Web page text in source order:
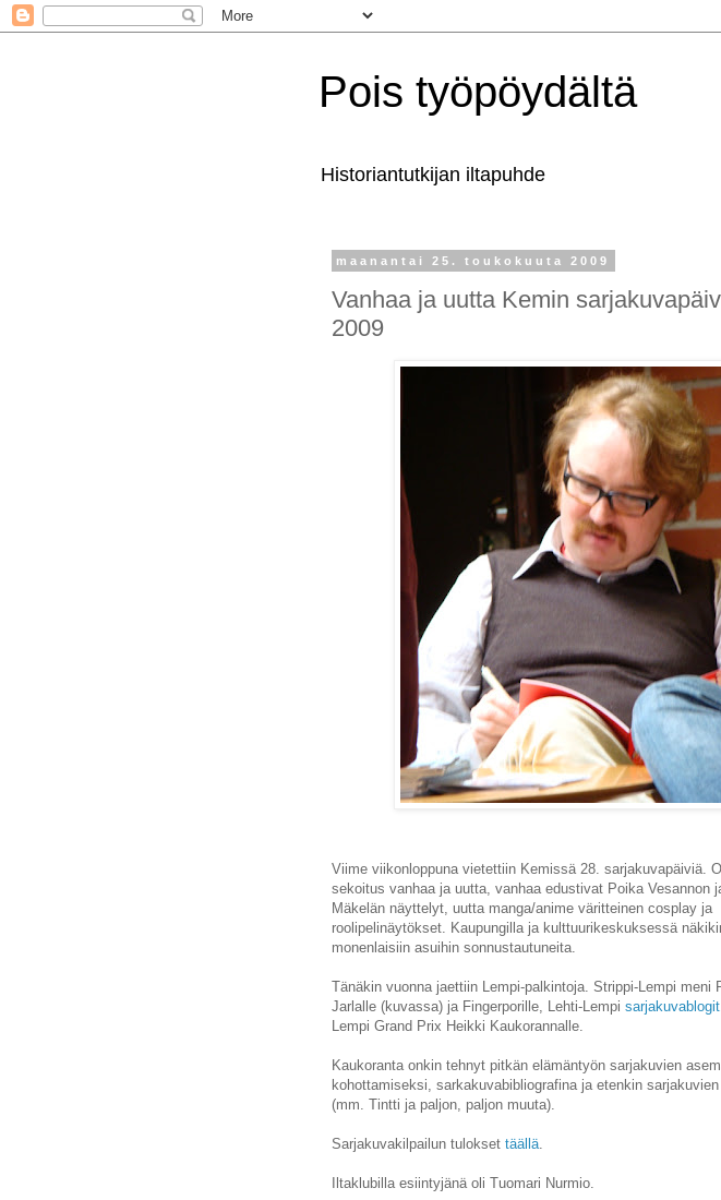
Pois työpöydältä
Historiantutkijan iltapuhde
maanantai 25. toukokuuta 2009
Vanhaa ja uutta Kemin
2009
Viime viikonloppuna vietettiin Kemissä 28. sarjakuvapäiviä.
sekoitus vanhaa ja uutta, vanhaa edustivat Poika Vesannon
Mäkelän näyttelyt, uutta manga/anime väritteinen cosplay ja
roolipelinäytökset. Kaupungilla ja kulttuurikeskuksessä
monenlaisiin asuihin sonnustautuneita.
Tänäkin vuonna jaettiin Lempi-palkintoja. Strippi-Lempi meni
Jarlalle (kuvassa) ja Fingerporille, Lehti-Lempi
Lempi Grand Prix Heikki Kaukorannalle.
Kaukoranta onkin tehnyt pitkän elämäntyön sarjakuvien
kohottamiseksi, sarkakuvabibliografina ja etenkin
(mm. Tintti ja paljon, paljon muuta).
Sarjakuvakilpailun tulokset täällä
Iltaklubilla esiintyjänä oli Tuomari Nurmio.